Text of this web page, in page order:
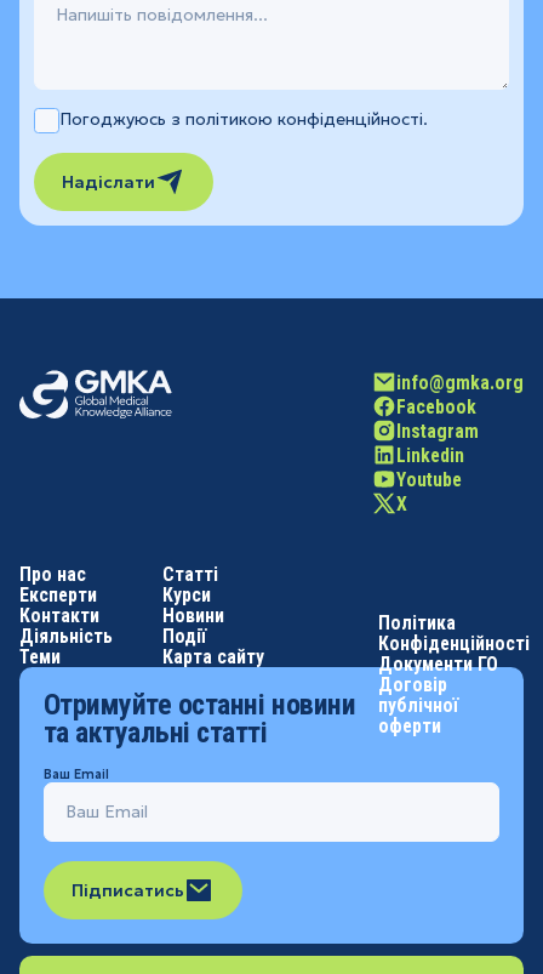
Погоджуюсь з політикою конфіденційності.
Надіслати
Про нас
Експерти
Контакти
Діяльність
Теми
Статті
Курси
Новини
Події
Карта сайту
Facebook
Instagram
Linkedin
Youtube
X
info@gmka.org
Політика
Конфіденційності
Документи ГО
Договір
публічної
оферти
Отримуйте останні новини
та актуальні статті
Ваш Email
Підписатись